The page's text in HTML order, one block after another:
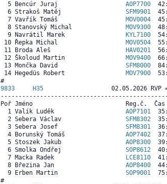
  5 Bencúr Juraj
AOP7700
  6 Strakoš Matěj
SFM9901
  7 Vavřík Tomáš
MOV0004
  8 Stanovský Michal
MOV9300
  9 Navrátil Marek
KYL7100
10 Řepka Michal MOV0504
11 Broda Aleš
HAV0201
12 Školoud Martin MOV9400
13 Mončka David SFM8000
14 Hegedüs Robert MOV7900
9833
H35
02.05.2026 RVP
Poř Jméno                          Reg.č.  Čas
  1 Valík Luděk
AOP7101
  2 Sebera Václav
SFM8302
  3 Sebera Josef
SFM8301
  4 Borunský Tomáš
AOP7402
  5 Stoszek Jakub
AOP8300
  6 Smolka Ondřej
SOP8612
  7 Macka Radek
LCE8110
  8 Březina Jan
AOP8400
  9 Erben Martin
SOP9001